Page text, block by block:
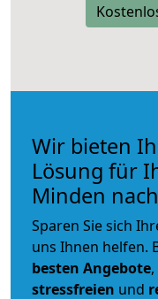
Wir bieten
Lösung für
Minden
Sparen Sie sich
uns Ihnen helfen.
besten Angebote
stressfreien und